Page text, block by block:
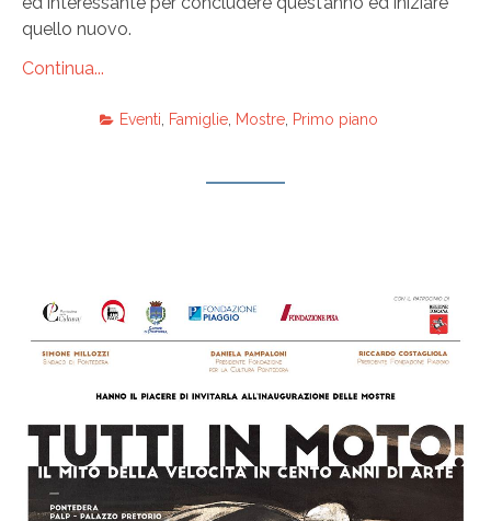
quello nuovo.
Continua...
Eventi Famiglie, Mostre, Primo piano